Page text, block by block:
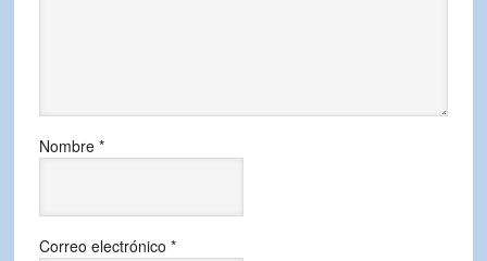
Nombre *
Correo electrónico *